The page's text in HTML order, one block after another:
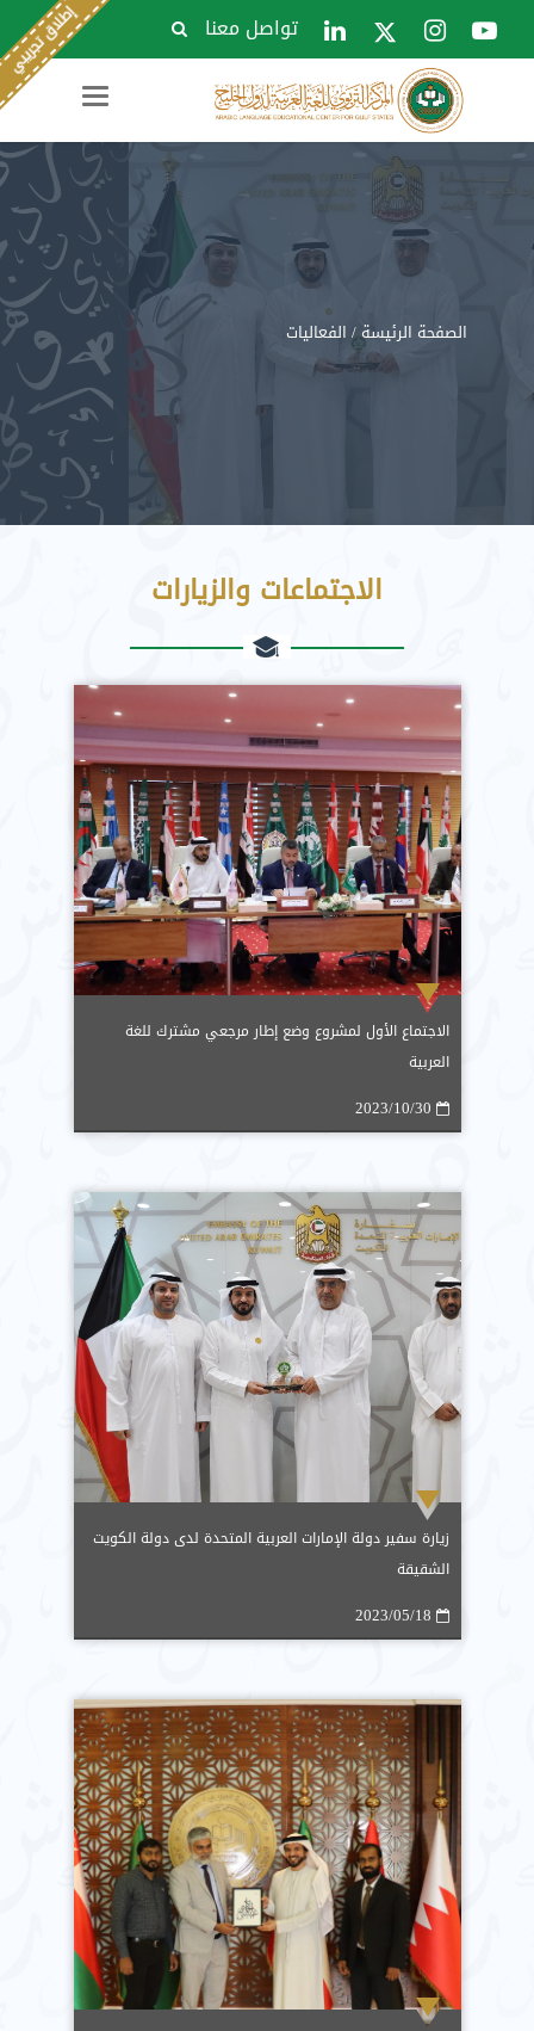
تواصل معنا
Toggle
الصفحة الرئيسة/ الفعاليات
الاجتماعات والزيارات
الاجتماع الأول لمشروع وضع إطار مرجعي مشترك للغة
العربية
2023/10/30
زيارة سفير دولة الإمارات العربية المتحدة لدى دولة الكويت
الشقيقة
2023/05/18